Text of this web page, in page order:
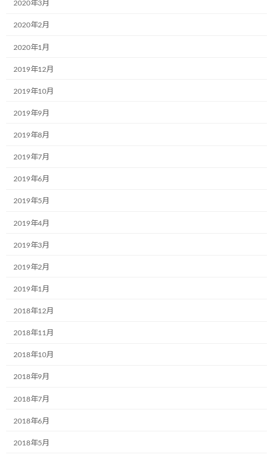
2026年度（第7回）こどもミュ
ージアムコンクール 協賛スポン
2020年3月
2020年2月
2020年1月
2019年12月
2019年10月
2019年9月
2019年8月
2019年7月
2019年6月
2019年5月
2019年4月
2019年3月
2019年2月
2019年1月
2018年12月
2018年11月
2018年10月
2018年9月
2018年7月
2018年6月
2018年5月